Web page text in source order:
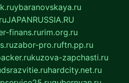
ybaranovskaya.ru
JAPANRUSSIA.RU
finans.rurim.org.ru
zabor-pro.ruftn.pp.ru
kuzova-zapchasti.ru
dsrazvitie.ruhardcity.net.ru